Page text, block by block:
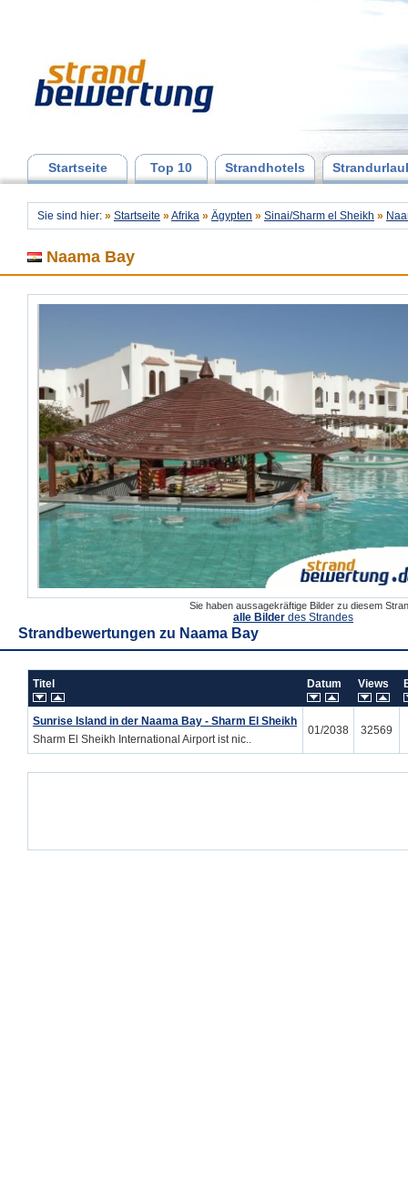
Startseite Top 10 Strandhotels
Sie sind hier: » Startseite » Afrika » Ägypten » Sinai/Sharm el Sheikh »
Naama Bay
Sie haben aussagekräftige Bilder zu diesem
alle Bilder des Strandes
Strandbewertungen zu Naama Bay
Titel Datum Views
Sunrise Island in der Naama Bay - Sharm El Sheikh
Sharm El Sheikh International Airport ist nic..
01/2038 32569